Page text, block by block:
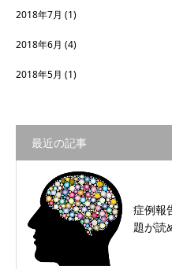
2018年7月 (1)
2018年6月 (4)
2018年5月 (1)
最近の記事
症例報
題が読